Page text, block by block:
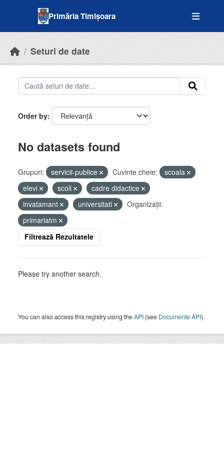
Primăria Timișoara
Seturi de date
Order by
No datasets found
Grupuri: servicii-publice Cuvinte cheie:
scoala
elevi
scoli
cadre didactice
invatamant
universitati
Organizații:
primariatm
Filtrează Rezultatele
Please try another search.
You can also access this registry using theAPI (see Documente API).